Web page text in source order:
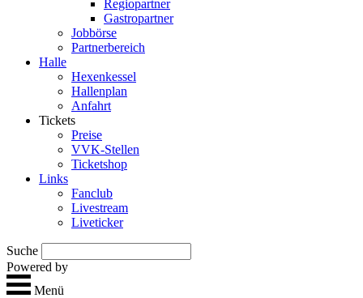
Regio­partner
Gastropartner
Jobbörse
Partnerbereich
Halle
Hexen­kessel
Hallen­plan
Anfahrt
Tickets
Preise
VVK-Stellen
Ticket­shop
Links
Fan­club
Live­stream
Live­ticker
Suche
Powered by
Menü